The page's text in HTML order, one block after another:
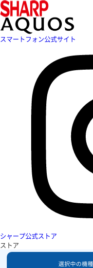
スマートフォン公式サイト
シャープ公式ストア
ストア
選択中の機種